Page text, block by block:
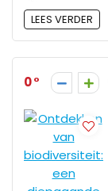
LEES VERDER
0